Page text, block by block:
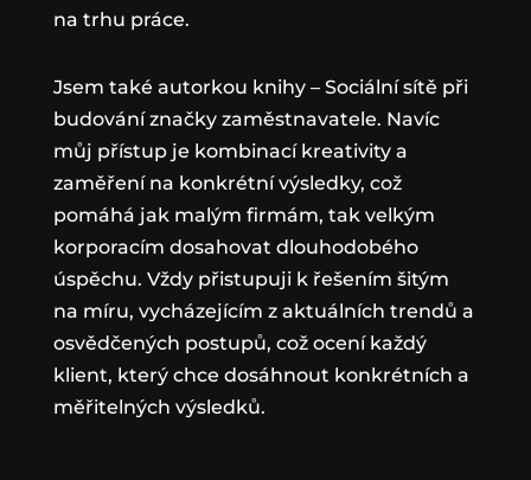
na trhu práce.
Jsem také autorkou knihy – Sociální sítě při
budování značky zaměstnavatele. Navíc
můj přístup je kombinací kreativity a
zaměření na konkrétní výsledky, což
pomáhá jak malým firmám, tak velkým
korporacím dosahovat dlouhodobého
úspěchu. Vždy přistupuji k řešením šitým
na míru, vycházejícím z aktuálních trendů a
osvědčených postupů, což ocení každý
klient, který chce dosáhnout konkrétních a
měřitelných výsledků.